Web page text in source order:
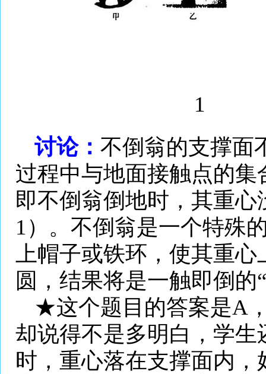
1
讨论： 不倒翁的支撑面
过程中与地面接触点的
即不倒翁倒地时，其重
1 ）。不倒翁是一个特殊
上帽子或铁环，使其重
圆，结果将是一触即倒的
★这个题目的答案是A
却说得不是多明白，学生
时，重心落在支撑面内